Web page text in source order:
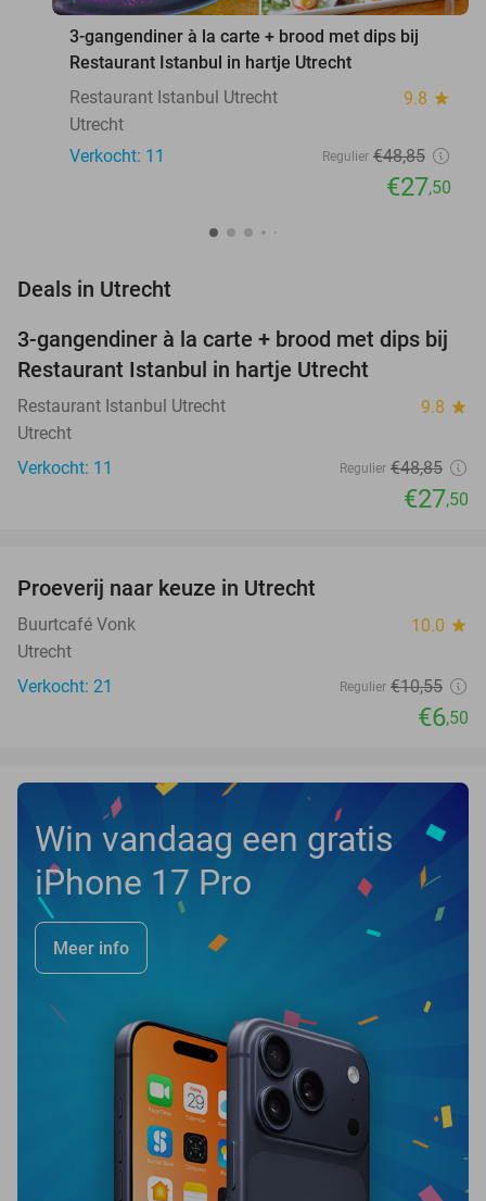
3-gangendiner à la carte + brood met dips bij
Restaurant Istanbul in hartje Utrecht
Restaurant Istanbul Utrecht
9.8 star
Utrecht
Verkocht: 11
Regulier €48,85
€27,50
Deals in Utrecht
44%
NEW
TODAY
3-gangendiner à la carte + brood met dips bij
Restaurant Istanbul in hartje Utrecht
Restaurant Istanbul Utrecht 9.8 star
Utrecht
Verkocht: 11
Regulier €48,85
€27,50
TODAY
Proeverij naar keuze in Utrecht
Buurtcafé Vonk 10.0 star
Utrecht
Verkocht: 21
Regulier €10,55
€6,50
Win vandaag een gratis
iPhone 17 Pro
Meer info